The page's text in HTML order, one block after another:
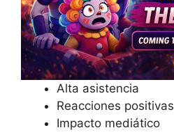
Alta asistencia
Reacciones positivas
Impacto mediático